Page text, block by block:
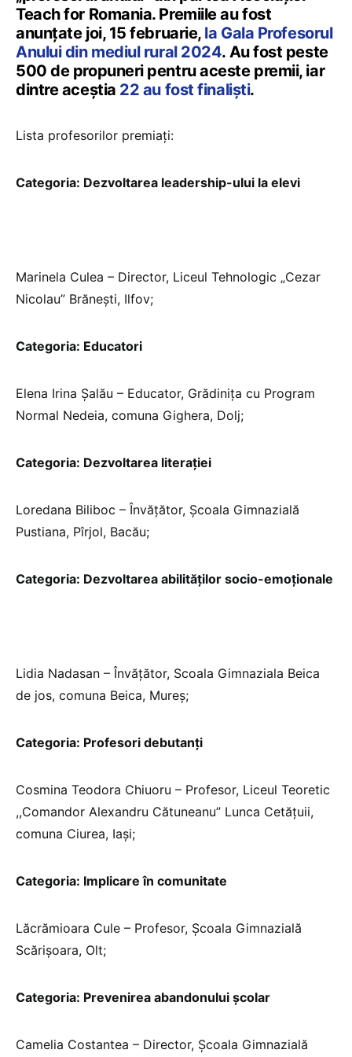
Teach for Romania. Premiile au fost
anunțate joi, 15 februarie, la Gala Profesorul
Anului din mediul rural 2024. Au fost peste
500 de propuneri pentru aceste premii, iar
dintre aceștia 22 au fost finaliști.
Lista profesorilor premiați:
Categoria: Dezvoltarea leadership-ului la elevi
Marinela Culea – Director, Liceul Tehnologic „Cezar
Nicolau” Brănești, Ilfov;
Categoria: Educatori
Elena Irina Șalău – Educator, Grădinița cu Program
Normal Nedeia, comuna Gighera, Dolj;
Categoria: Dezvoltarea literației
Loredana Biliboc – Învățător, Școala Gimnazială
Pustiana, Pîrjol, Bacău;
Categoria: Dezvoltarea abilităților socio-emoționale
Lidia Nadasan – Învățător, Scoala Gimnaziala Beica
de jos, comuna Beica, Mureș;
Categoria: Profesori debutanți
Cosmina Teodora Chiuoru – Profesor, Liceul Teoretic
,,Comandor Alexandru Cătuneanu” Lunca Cetățuii,
comuna Ciurea, Iași;
Categoria: Implicare în comunitate
Lăcrămioara Cule – Profesor, Școala Gimnazială
Scărișoara, Olt;
Categoria: Prevenirea abandonului școlar
Camelia Costantea – Director, Școala Gimnazială